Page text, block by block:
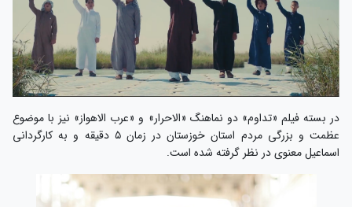
در بسته فیلم «تداوم» دو نماهنگ «الاحرار» و «عرب الاهواز» نیز با موضوع
عظمت و بزرگی مردم استان خوزستان در زمان ۵ دقیقه و به کارگردانی
اسماعیل معنوی در نظر گرفته شده است.